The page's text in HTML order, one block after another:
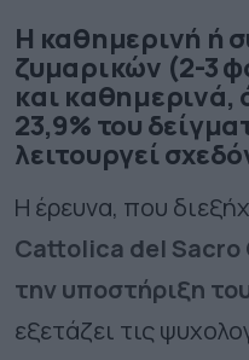
Η καθημερινή ή
ζυμαρικών (2-3
και καθημερινά,
23,9% του
λειτουργεί
Η έρευνα, που
Cattolica del Sacro
την υποστήριξη
εξετάζει τις